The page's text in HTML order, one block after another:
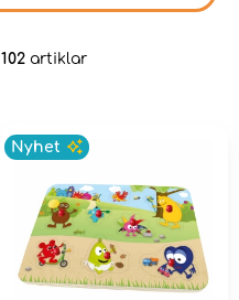
102 artiklar
Nyhet